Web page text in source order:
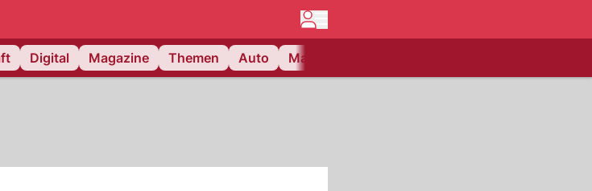
Digital Magazine Themen Auto Matchcenter